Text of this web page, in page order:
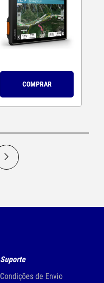
COMPRAR
Suporte
Condições de Envio